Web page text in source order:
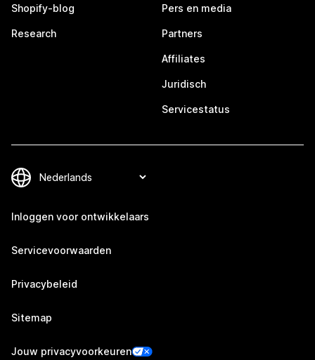
Shopify-blog
Research
Pers en media
Partners
Affiliates
Juridisch
Servicestatus
Inloggen voor ontwikkelaars
Servicevoorwaarden
Privacybeleid
Sitemap
Jouw privacyvoorkeuren